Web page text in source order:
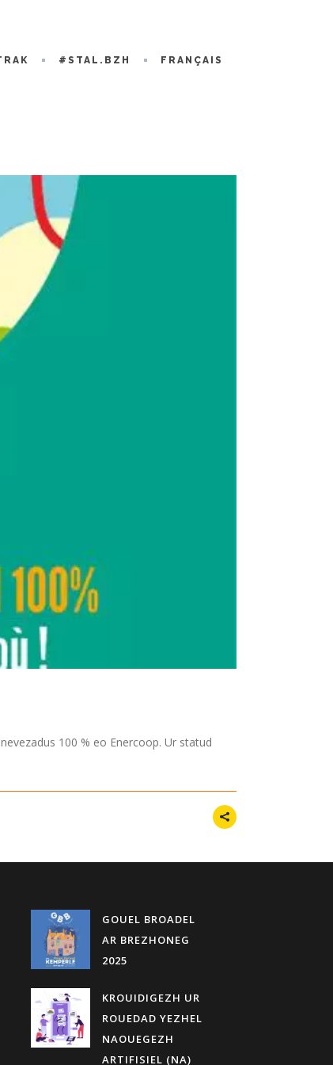
#STAL.BZH FRANÇAIS
100 % eo Enercoop. Ur statud
GOUEL BROADEL
AR BREZHONEG
2025
KROUIDIGEZH UR
ROUEDAD YEZHEL
NAOUEGEZH
ARTIFISIEL (NA)